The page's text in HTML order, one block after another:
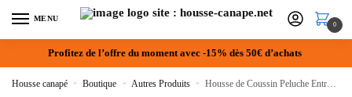
MENU
0
Profitez de l’offre du moment avec -15% dès 50€ d’achats
Housse canapé » Boutique » Autres Produits » Housse de Coussin Peluche Entrelacé